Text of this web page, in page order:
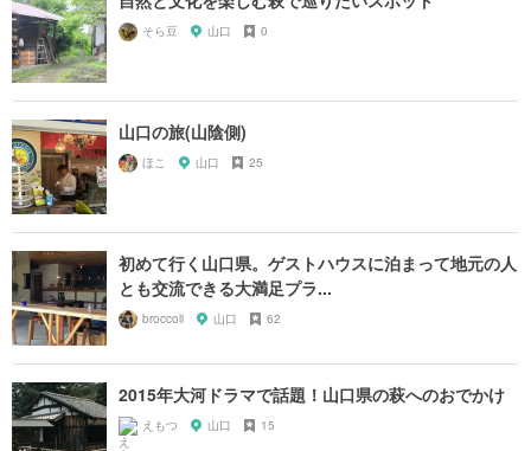
そら豆 山口 0
山口の旅(山陰側)
ほこ 山口 25
初めて行く山口県。ゲストハウスに泊まって地元の人
とも交流できる大満足プラ...
broccoli 山口 62
2015年大河ドラマで話題！山口県の萩へのおでかけ
えもつ 山口 15